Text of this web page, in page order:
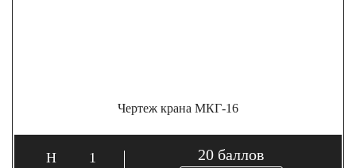
Чертеж крана МКГ-16
1
20 баллов